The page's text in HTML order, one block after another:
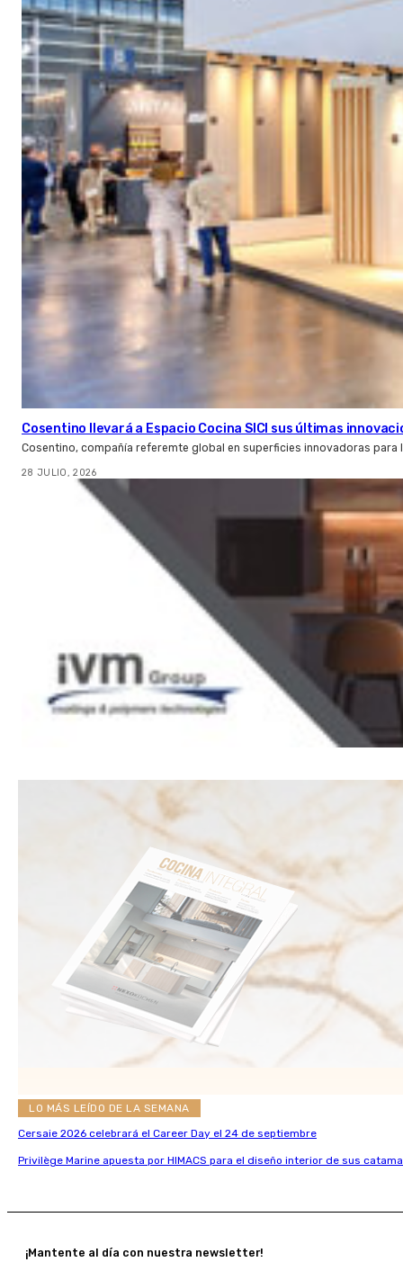
Cosentino llevará a Espacio Cocina SICI sus últimas
Cosentino, compañía referemte global en superficies innovadoras
28 JULIO, 2026
LO MÁS LEÍDO DE LA SEMANA
Cersaie 2026 celebrará el Career Day el 24 de septiembre
Privilège Marine apuesta por HIMACS para el diseño interior de sus
¡Mantente al día con nuestra newsletter!